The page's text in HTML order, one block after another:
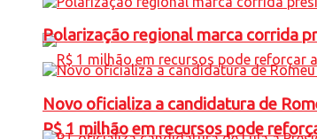
R$ 1 milhão em recursos pode
Polarização regional marca corrida
Novo oficializa a candidatura de